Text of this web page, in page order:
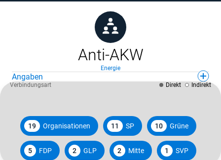
Anti-AKW
Energie
Angaben
19 Organisationen 11 SP 10 Grüne
5 FDP 2 GLP 2 Mitte 1 SVP
Verbindungsart Direkt Indirekt